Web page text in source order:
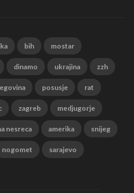
bih mostar
dinamo ukrajina zzh
posusje rat
zagreb medjugorje
nesreca amerika snijeg
nogomet sarajevo